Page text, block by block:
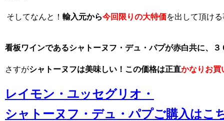
そしてなんと！ 輸入元から今回限りの大特価を出して頂け
看板ワインであるシャトーヌフ・デュ・パプが赤白共に、３
さすがシャトーヌフは美味しい！この価格は正直かなりお買
レイモン・ユッセグリオ・
シャトーヌフ・デュ・パプご購入はこ